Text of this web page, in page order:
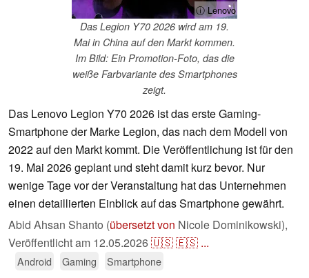
ⓘ Lenovo
Das Legion Y70 2026 wird am 19.
Mai in China auf den Markt kommen.
Im Bild: Ein Promotion-Foto, das die
weiße Farbvariante des Smartphones
zeigt.
Das Lenovo Legion Y70 2026 ist das erste Gaming-
Smartphone der Marke Legion, das nach dem Modell von
2022 auf den Markt kommt. Die Veröffentlichung ist für den
19. Mai 2026 geplant und steht damit kurz bevor. Nur
wenige Tage vor der Veranstaltung hat das Unternehmen
einen detaillierten Einblick auf das Smartphone gewährt.
Abid Ahsan Shanto (übersetzt von Nicole Dominikowski),
Veröffentlicht am 12.05.2026🇺🇸🇪🇸 ...
Android Gaming Smartphone